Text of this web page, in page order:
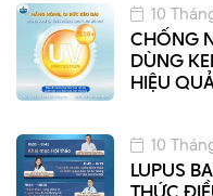
CHỐNG
DÙNG
HIỆU
10
LUPUS
10